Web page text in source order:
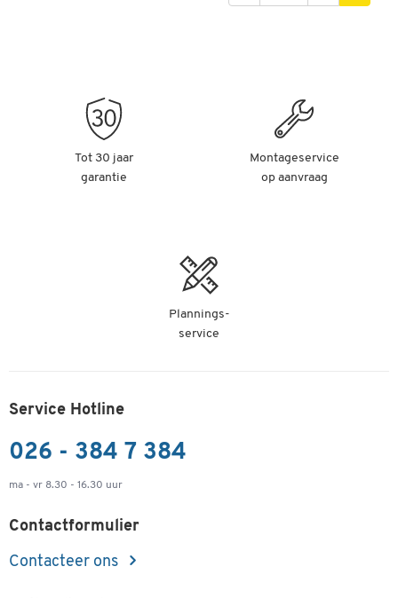
Tot 30 jaar
garantie
Montageservice
op aanvraag
Plannings-
service
Service Hotline
026 - 384 7 384
ma - vr 8.30 - 16.30 uur
Contactformulier
Contacteer ons